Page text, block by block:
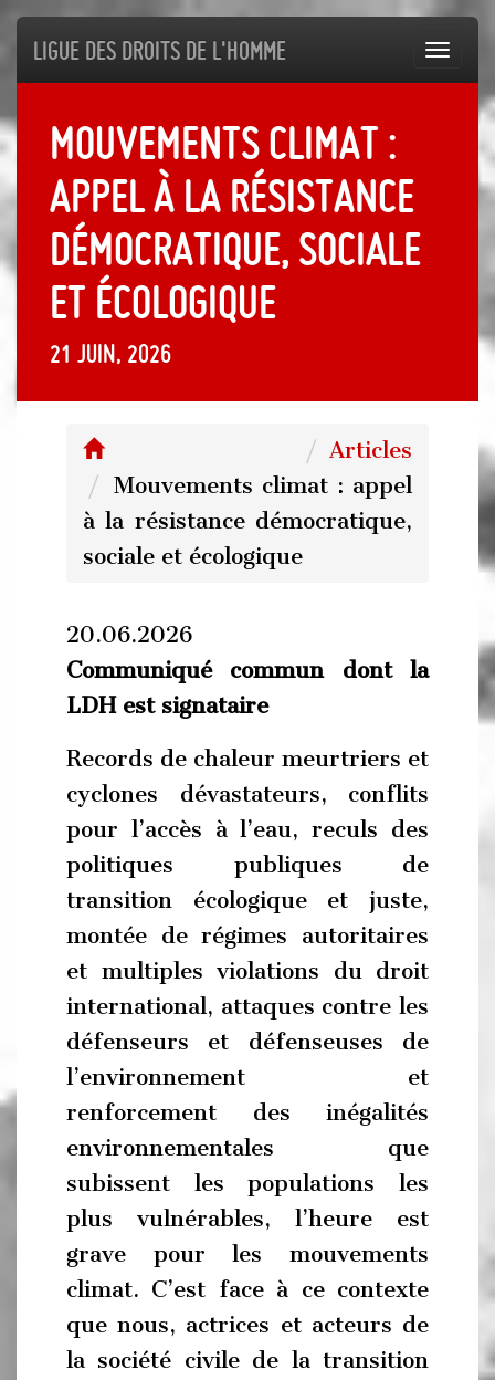
Ligue des droits de l'Homme
Mouvements climat :
appel à la résistance
démocratique, sociale
et écologique
21 juin, 2026
Articles
Mouvements climat : appel
à la résistance démocratique,
sociale et écologique
20.06.2026
Communiqué commun dont la
LDH est signataire
Records de chaleur meurtriers et
cyclones dévastateurs, conflits
pour l’accès à l’eau, reculs des
politiques publiques de
transition écologique et juste,
montée de régimes autoritaires
et multiples violations du droit
international, attaques contre les
défenseurs et défenseuses de
l’environnement et
renforcement des inégalités
environnementales que
subissent les populations les
plus vulnérables, l’heure est
grave pour les mouvements
climat. C’est face à ce contexte
que nous, actrices et acteurs de
la société civile de la transition